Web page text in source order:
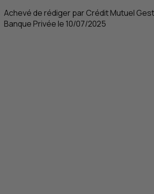
Achevé de rédiger par Crédit Mutuel
Banque Privée le 10/07/2025